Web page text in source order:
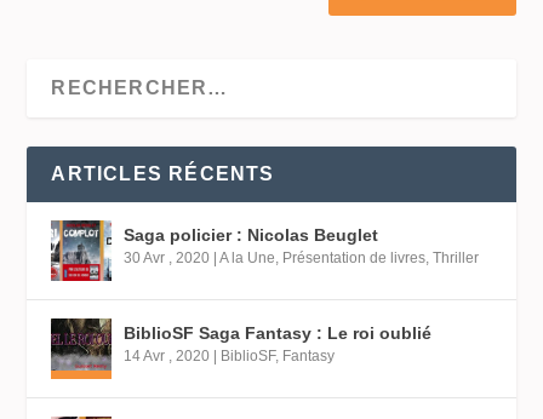
ARTICLES RÉCENTS
Saga policier : Nicolas Beuglet
30 Avr , 2020 |A la Une Présentation de livres ,Thriller
BiblioSF Saga Fantasy : Le roi oublié
14 Avr , 2020 | BiblioSF, Fantasy